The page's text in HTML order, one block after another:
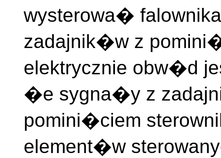
wysterowa�
zadajnik�w z
elektrycznie obw�d
�e sygna�y z
pomini�ciem
element�w